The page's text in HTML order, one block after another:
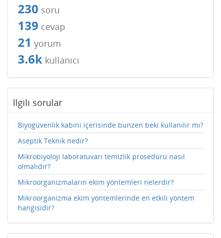
230 soru
139 cevap
21 yorum
3.6k kullanıcı
İlgili sorular
Biyogüvenlik kabini içerisinde bunzen beki kullanılır mı?
Aseptik Teknik nedir?
Mikrobiyoloji laboratuvarı temizlik prosedürü nasıl
olmalıdır?
Mikroorganizmaların ekim yöntemleri nelerdir?
Mikroorganizma ekim yöntemlerinde en etkili yöntem
hangisidir?